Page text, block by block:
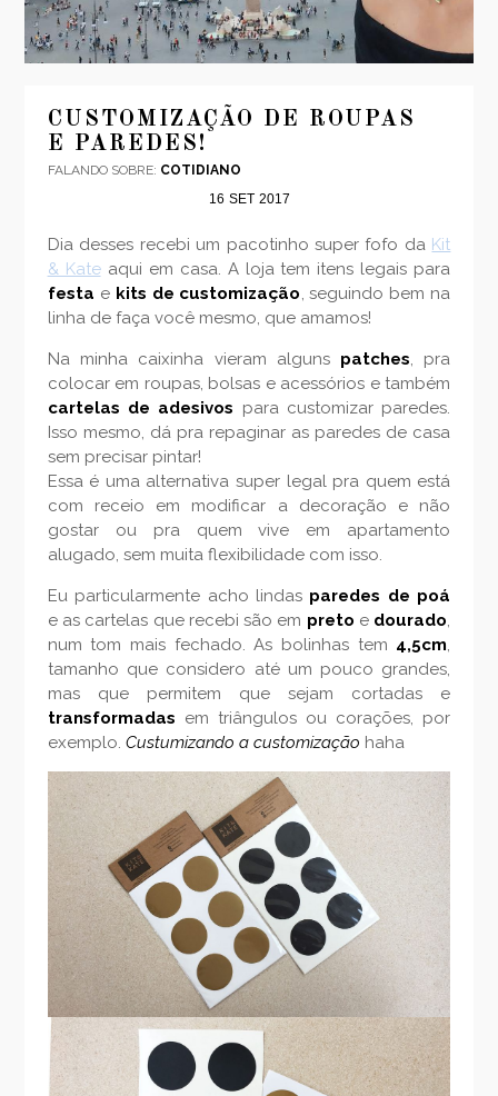
CUSTOMIZAÇÃO DE ROUPAS
E PAREDES!
FALANDO SOBRE: COTIDIANO
16 SET 2017
Dia desses recebi um pacotinho super fofo da Kit
& Kateaqui em casa. A loja tem itens legais para
festa e kits de customização, seguindo bem na
linha de faça você mesmo, que amamos!
Na minha caixinha vieram alguns patches, pra
colocar em roupas, bolsas e acessórios e também
cartelas de adesivos para customizar paredes.
Isso mesmo, dá pra repaginar as paredes de casa
sem precisar pintar!
Essa é uma alternativa super legal pra quem está
com receio em modificar a decoração e não
gostar ou pra quem vive em apartamento
alugado, sem muita flexibilidade com isso.
Eu particularmente acho lindas paredes de poá
e as cartelas que recebi são em preto e dourado,
num tom mais fechado. As bolinhas tem 4,5cm,
tamanho que considero até um pouco grandes,
mas que permitem que sejam cortadas e
transformadas em triângulos ou corações, por
exemplo. Custumizando a customização haha